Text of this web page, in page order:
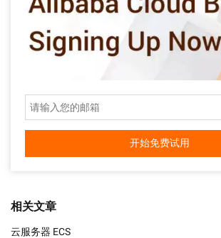
开始免费试用
相关文章
云服务器 ECS